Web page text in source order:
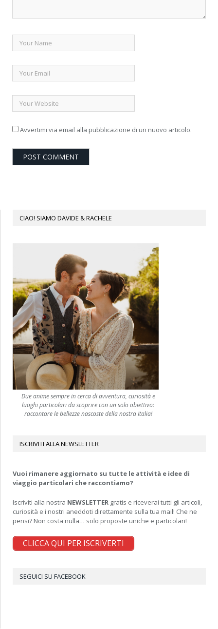
Avvertimi via email alla pubblicazione di un nuovo articolo.
CIAO! SIAMO DAVIDE & RACHELE
Due anime sempre in cerca di avventura, curiosità e
luoghi particolari da scoprire con un solo obiettivo:
raccontare le bellezze nascoste della nostra Italia!
ISCRIVITI ALLA NEWSLETTER
Vuoi rimanere aggiornato su tutte le attività e idee di
viaggio particolari che raccontiamo?
Iscriviti alla nostra NEWSLETTER gratis e riceverai tutti gli articoli,
curiosità e i nostri aneddoti direttamente sulla tua mail! Che ne
pensi? Non costa nulla… solo proposte uniche e particolari!
CLICCA QUI PER ISCRIVERTI
SEGUICI SU FACEBOOK